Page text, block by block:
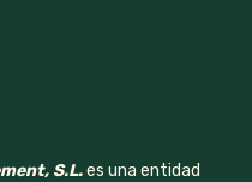
S.L.es una entidad